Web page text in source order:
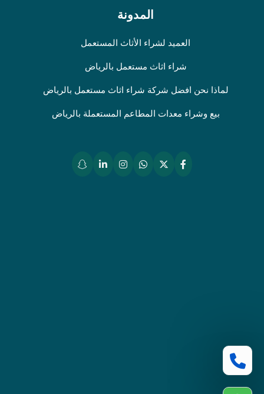
المدونة
العميد لشراء الأثاث المستعمل
شراء اثاث مستعمل بالرياض
لماذا نحن افضل شركة شراء اثاث مستعمل بالرياض
بيع وشراء معدات المطاعم المستعملة بالرياض